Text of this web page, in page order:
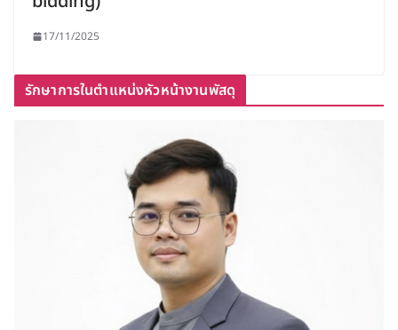
17/11/2025
รักษาการในตำแหน่งหัวหน้างานพัสดุ